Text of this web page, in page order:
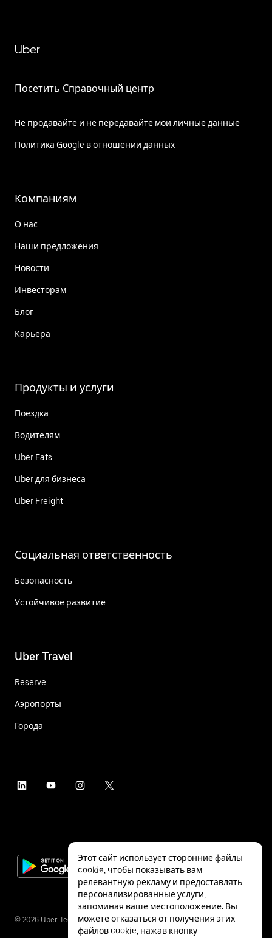
Uber
Посетить Справочный центр
Не продавайте и не передавайте мои личные данные
Политика Google в отношении данных
Компаниям
О нас
Наши предложения
Новости
Инвесторам
Блог
Карьера
Продукты и услуги
Поездка
Водителям
Uber Eats
Uber для бизнеса
Uber Freight
Социальная ответственность
Безопасность
Устойчивое развитие
Uber Travel
Reserve
Аэропорты
Города
© 2026 Uber Technologies Inc.
Этот сайт использует сторонние файлы
cookie, чтобы показывать вам
релевантную рекламу и предоставлять
персонализированные услуги,
запоминая ваше местоположение. Вы
можете отказаться от получения этих
файлов cookie, нажав кнопку